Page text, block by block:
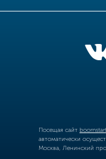
Посещая сайт
автоматически
Москва, Ленинский